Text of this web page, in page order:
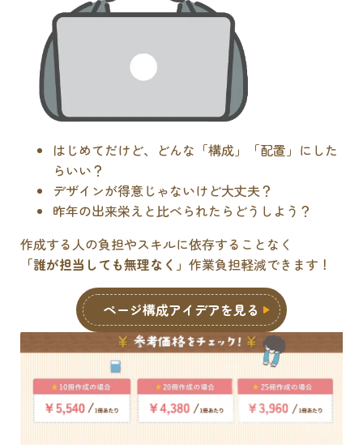
はじめてだけど、どんな「構成」「配置」にした
らいい？
デザインが得意じゃないけど大丈夫？
昨年の出来栄えと比べられたらどうしよう？
作成する人の負担やスキルに依存することなく
「誰が担当しても無理なく」作業負担軽減できます！
ページ構成アイデアを見る